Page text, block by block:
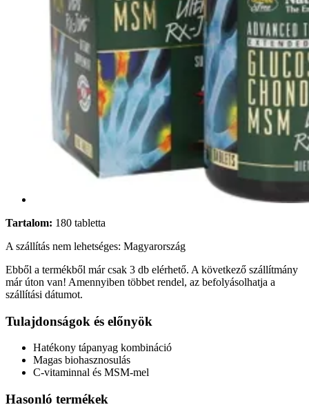
Tartalom: 180 tabletta
A szállítás nem lehetséges: Magyarország
Ebből a termékből már csak 3 db elérhető. A következő szállítmány
már úton van! Amennyiben többet rendel, az befolyásolhatja a
szállítási dátumot.
Tulajdonságok és előnyök
Hatékony tápanyag kombináció
Magas biohasznosulás
C-vitaminnal és MSM-mel
Hasonló termékek